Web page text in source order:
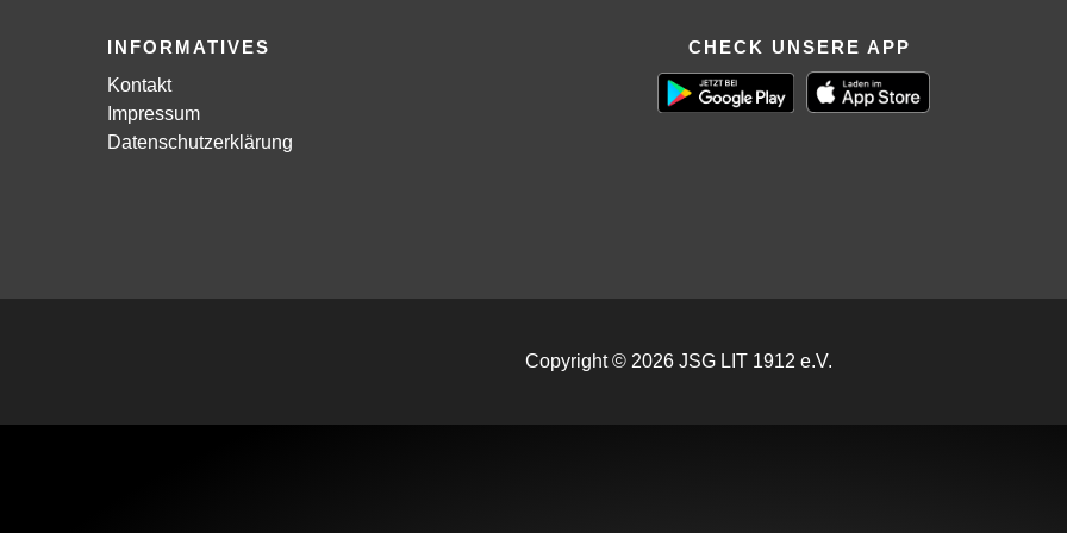
INFORMATIVES
Kontakt
Impressum
Datenschutzerklärung
CHECK UNSERE APP
Copyright © 2026 JSG LIT 1912 e.V.